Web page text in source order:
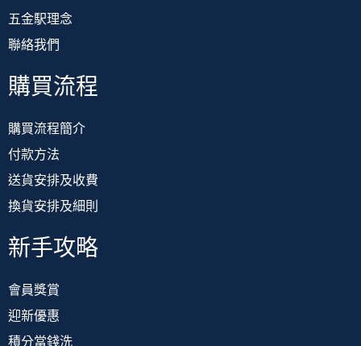
五金駅理念
聯絡我們
購買流程
購買流程簡介
付款方法
送貨安排及收費
換貨安排及細則
新手攻略
會員獎賞
迎新優惠
積分當錢洗